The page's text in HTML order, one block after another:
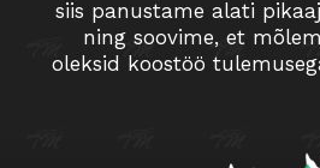
siis panustame alati
ning soovime, et
oleksid koostöö